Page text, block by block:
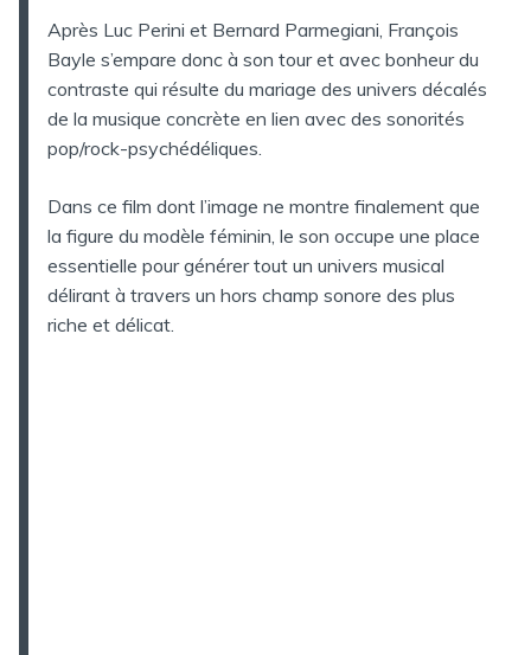
Après Luc Perini et Bernard Parmegiani, François
Bayle s’empare donc à son tour et avec bonheur du
contraste qui résulte du mariage des univers décalés
de la musique concrète en lien avec des sonorités
pop/rock-psychédéliques.
Dans ce film dont l’image ne montre finalement que
la figure du modèle féminin, le son occupe une place
essentielle pour générer tout un univers musical
délirant à travers un hors champ sonore des plus
riche et délicat.